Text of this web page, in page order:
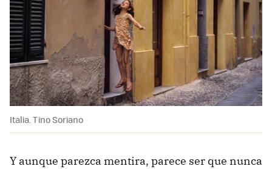
Italia. Tino Soriano
Y aunque parezca mentira, parece ser que nunca